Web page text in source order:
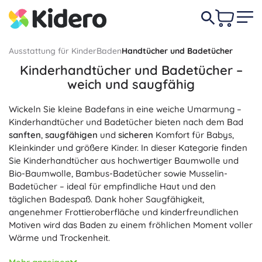
Ausstattung für KinderBadenHandtücher und Badetücher
Kinderhandtücher und Badetücher –
weich und saugfähig
Wickeln Sie kleine Badefans in eine weiche Umarmung –
Kinderhandtücher und Badetücher bieten nach dem Bad
sanften, saugfähigen und sicheren Komfort für Babys,
Kleinkinder und größere Kinder. In dieser Kategorie finden
Sie Kinderhandtücher aus hochwertiger Baumwolle und
Bio-Baumwolle, Bambus-Badetücher sowie Musselin-
Badetücher – ideal für empfindliche Haut und den
täglichen Badespaß. Dank hoher Saugfähigkeit,
angenehmer Frottieroberfläche und kinderfreundlichen
Motiven wird das Baden zu einem fröhlichen Moment voller
Wärme und Trockenheit.
Ein praktisches Kapuzenhandtuch oder ein Badetuch mit